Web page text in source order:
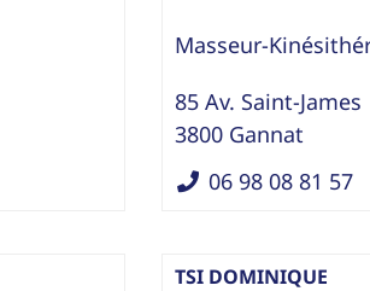
Masseur-
85 Av. Saint-James
3800 Gannat
06 98 08 81 57
TSI DOMINIQUE